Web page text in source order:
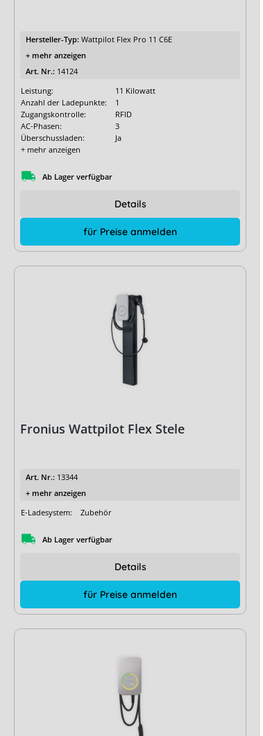
Hersteller-Typ: Wattpilot Flex Pro 11 C6E
+ mehr anzeigen
Art. Nr.: 14124
Leistung:
11 Kilowatt
Anzahl der Ladepunkte:
1
Zugangskontrolle:
RFID
AC-Phasen:
3
Überschussladen:
Ja
+ mehr anzeigen
Ab Lager verfügbar
für Preise anmelden
Details
Fronius Wattpilot Flex Stele
Art. Nr.: 13344
+ mehr anzeigen
E-Ladesystem:
Zubehör
Ab Lager verfügbar
für Preise anmelden
Details